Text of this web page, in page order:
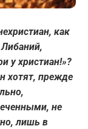
как
у христиан!»?
хотят, прежде
не
лишь в